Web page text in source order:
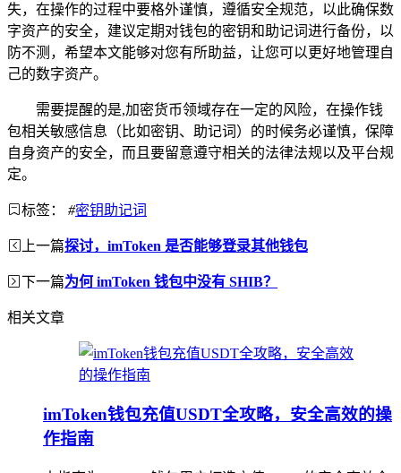
失，在操作的过程中要格外谨慎，遵循安全规范，以此确保数
字资产的安全，建议定期对钱包的密钥和助记词进行备份，以
防不测，希望本文能够对您有所助益，让您可以更好地管理自
己的数字资产。
需要提醒的是,加密货币领域存在一定的风险，在操作钱
包相关敏感信息（比如密钥、助记词）的时候务必谨慎，保障
自身资产的安全，而且要留意遵守相关的法律法规以及平台规
定。
标签： #密钥助记词
上一篇探讨，imToken 是否能够登录其他钱包
下一篇为何 imToken 钱包中没有 SHIB？
相关文章
imToken钱包充值USDT全攻略，安全高效的操
作指南